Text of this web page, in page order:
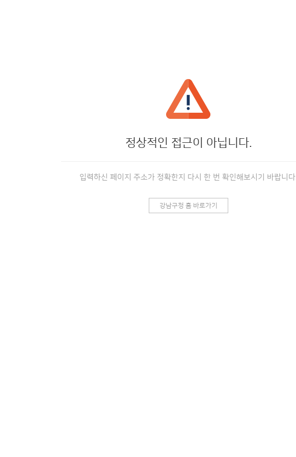
정상적인 접근이 아닙니다.
입력하신 페이지 주소가 정확한지 다시 한 번 확인해보시기 바랍니다.
강남구청 홈 바로가기